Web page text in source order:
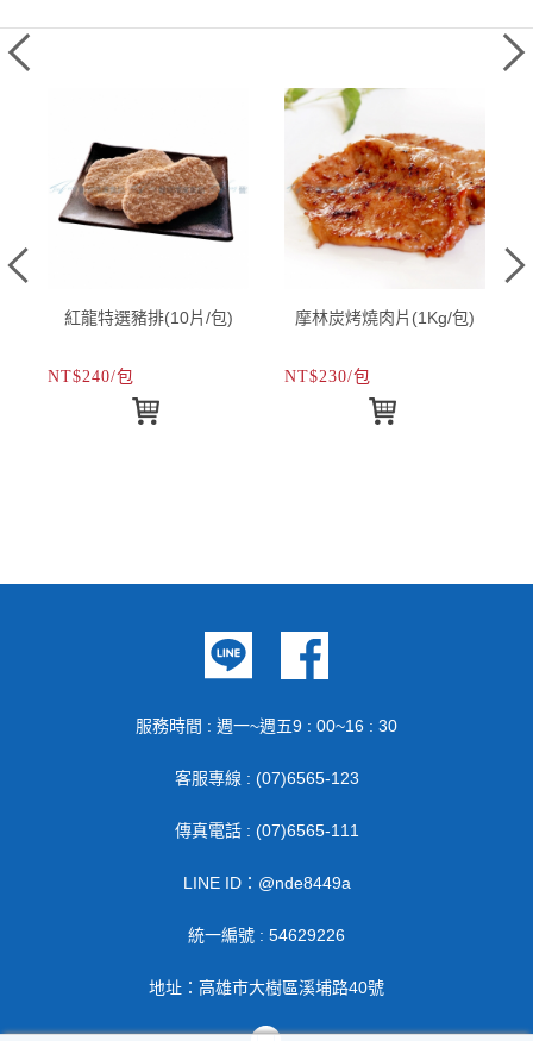
紅龍特選豬排(10片/包)
NT$240/包
摩林炭烤燒肉片(1Kg/包)
NT$230/包
服務時間 : 週一~週五9 : 00~16 : 30
客服專線 : (07)6565-123
傳真電話 : (07)6565-111
LINE ID：@nde8449a
統一編號 : 54629226
地址：高雄市大樹區溪埔路40號